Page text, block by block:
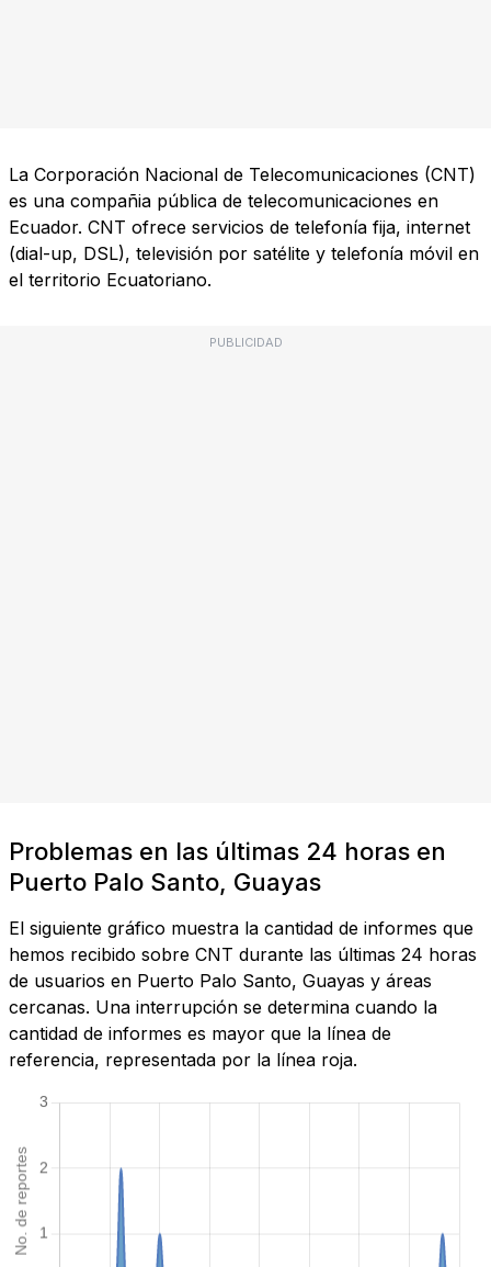
La Corporación Nacional de Telecomunicaciones (CNT)
es una compañia pública de telecomunicaciones en
Ecuador. CNT ofrece servicios de telefonía fija, internet
(dial-up, DSL), televisión por satélite y telefonía móvil en
el territorio Ecuatoriano.
PUBLICIDAD
Problemas en las últimas 24 horas en
Puerto Palo Santo, Guayas
El siguiente gráfico muestra la cantidad de informes que
hemos recibido sobre CNT durante las últimas 24 horas
de usuarios en Puerto Palo Santo, Guayas y áreas
cercanas. Una interrupción se determina cuando la
cantidad de informes es mayor que la línea de
referencia, representada por la línea roja.